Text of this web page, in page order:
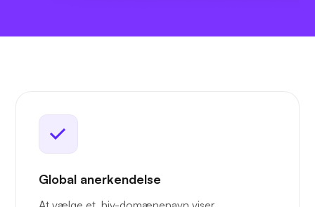
Global anerkendelse